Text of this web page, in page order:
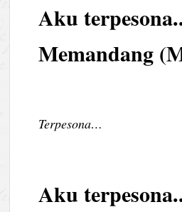
Aku
Memandang
Terpesona…
Aku